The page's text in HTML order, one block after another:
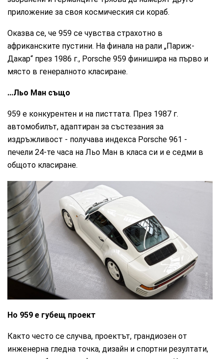
приложение за своя космическия си кораб.
Оказва се, че 959 се чувства страхотно в
африканските пустини. На финала на рали „Париж-
Дакар“ през 1986 г., Porsche 959 финишира на първо и
място в генералното класиране.
...Льо Ман също
959 е конкурентен и на писттата. През 1987 г.
автомобилът, адаптиран за състезания за
издръжливост - получава индекса Porsche 961 -
печели 24-те часа на Льо Ман в класа си и е седми в
общото класиране.
Porsche
Но 959 е губещ проект
Както често се случва, проектът, грандиозен от
инженерна гледна точка, дизайн и спортни резултати,